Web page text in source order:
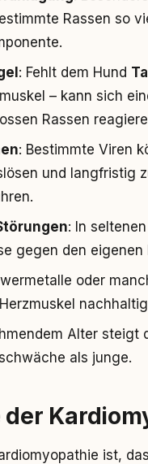
Rassen so
: Fehlt dem Hund
– kann sich
Rassen
: Bestimmte Viren
und langfristig
: In
gegen den
oder
Alter steigt
als junge.
ist,